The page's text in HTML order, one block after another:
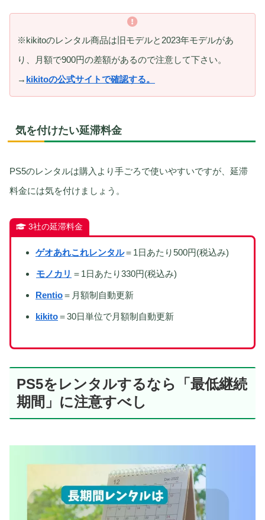
※kikitoのレンタル商品は旧モデルと2023年モデルがあ
り、月額で900円の差額があるので注意して下さい。
→ kikitoの公式サイトで確認する。
気を付けたい延滞料金
PS5のレンタルは購入より手ごろで使いやすいですが、延滞
料金には気を付けましょう。
3社の延滞料金
ゲオあれこれレンタル＝1日あたり500円(税込み)
モノカリ ＝1日あたり330円(税込み)
Rentio＝月額制自動更新
kikito＝30日単位で月額制自動更新
PS5をレンタルするなら「最低継続
期間」に注意すべし